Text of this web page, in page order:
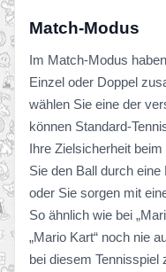
Match-Modus
Im Match-Modus
Einzel oder Doppel
wählen Sie eine der
können Standard-
Ihre Zielsicherheit
Sie den Ball durch
oder Sie sorgen mit
So ähnlich wie bei
„Mario Kart“ noch nie
bei diesem